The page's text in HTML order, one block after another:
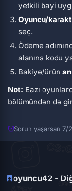
yetkili bayi
Oyuncu/
seç.
Ödeme
alanına kodu
Bakiye/ürün
Not: Bazı
bölümünden de
Sorun yaşarsan 7/
oyuncu42 -